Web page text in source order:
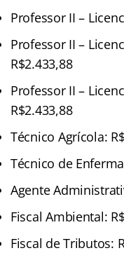
Professor II –
Professor II –
R$2.433,88
Professor II –
R$2.433,88
Técnico Agrícola:
Técnico de
Agente
Fiscal Ambiental:
Fiscal de Tributos: